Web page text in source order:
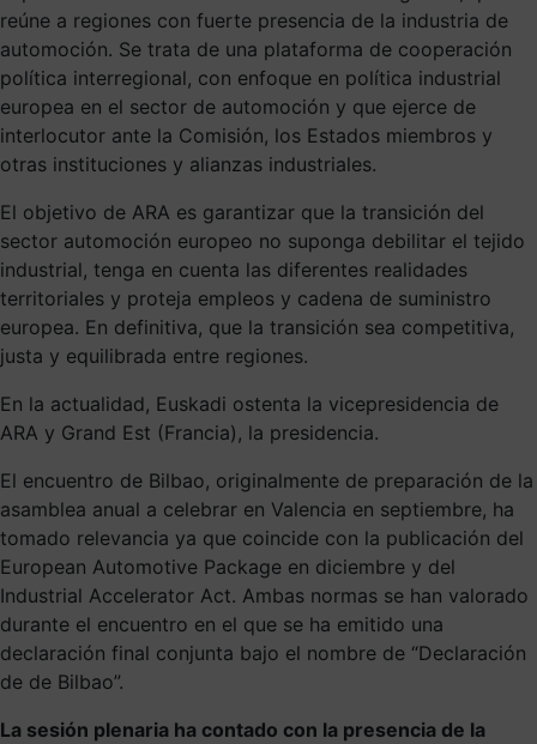
reúne a regiones con fuerte presencia de la industria de
automoción. Se trata de una plataforma de cooperación
política interregional, con enfoque en política industrial
europea en el sector de automoción y que ejerce de
interlocutor ante la Comisión, los Estados miembros y
otras instituciones y alianzas industriales.
El objetivo de ARA es garantizar que la transición del
sector automoción europeo no suponga debilitar el tejido
industrial, tenga en cuenta las diferentes realidades
territoriales y proteja empleos y cadena de suministro
europea. En definitiva, que la transición sea competitiva,
justa y equilibrada entre regiones.
En la actualidad, Euskadi ostenta la vicepresidencia de
ARA y Grand Est (Francia), la presidencia.
El encuentro de Bilbao, originalmente de preparación de la
asamblea anual a celebrar en Valencia en septiembre, ha
tomado relevancia ya que coincide con la publicación del
European Automotive Package en diciembre y del
Industrial Accelerator Act. Ambas normas se han valorado
durante el encuentro en el que se ha emitido una
declaración final conjunta bajo el nombre de “Declaración
de de Bilbao”.
La sesión plenaria ha contado con la presencia de la